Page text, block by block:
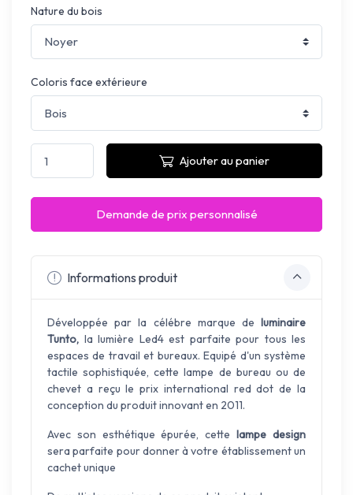
Nature du bois
Coloris face extérieure
Ajouter au panier
Demande de prix personnalisé
Informations produit
Développée par la célébre marque de luminaire
Tunto, la lumière Led4 est parfaite pour tous les
espaces de travail et bureaux. Equipé d'un système
tactile sophistiquée, cette lampe de bureau ou de
chevet a reçu le prix international red dot de la
conception du produit innovant en 2011.
Avec son esthétique épurée, cettelampe design
sera parfaite pour donner à votre établissement un
cachet unique